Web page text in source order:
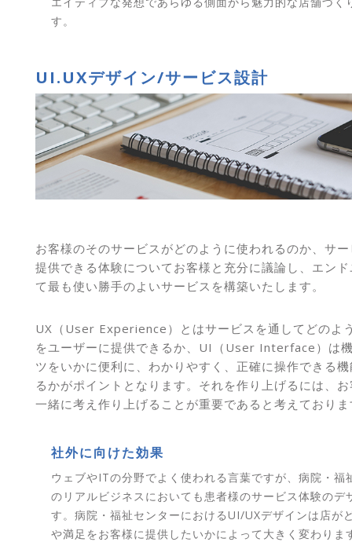
す。
UI.UXデザイン/サービス設計
お客様のそのサービスがどのように使われるのか、サ
提供できる体験についてお客様と充分に議論し、エン
て最も使い勝手のよいサービスを構築いたします。
UX（User Experience）とはサービスを通してどのよ
をユーザーに提供できるか、UI（User Interface）は
ツをいかに便利に、わかりやすく、正確に操作できる
るかがポイントとなります。それを作り上げるには、
一緒に考え作り上げることが重要であると考えており
社外に向けた効果
ウェブやITの分野でよく使われる言葉ですが、病院・福
のリアルビジネスにおいても患者様のサービス体験のデ
す。病院・福祉センターにおけるUI/UXデザインは店が
や満足をお客様に提供したいかによって大きく変わりま